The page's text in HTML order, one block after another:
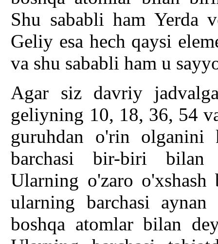
Shu sababli ham Yerda
Geliy esa hech qaysi
va shu sababli ham u
Agar siz davriy
geliyning 10, 18, 36, 54
guruhdan o'rin olganini
barchasi bir-biri bilan
Ularning o'zaro
ularning barchasi
boshqa atomlar bilan